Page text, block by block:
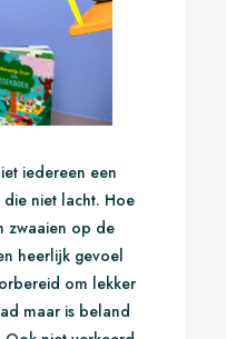
iedereen een
niet lacht. Hoe
zwaaien op de
heerlijk gevoel
om lekker
maar is beland